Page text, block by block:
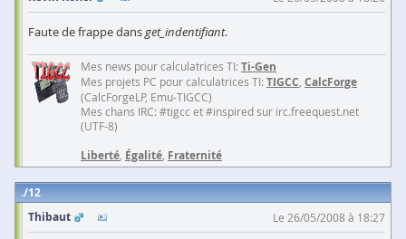
Faute de frappe dansget_indentifiant.
Mes news pour calculatrices TI: Ti-Gen
Mes projets PC pour calculatrices TI: TIGCC CalcForge
(CalcForgeLP, Emu-TIGCC)
Mes chans IRC: #tigcc et #inspired sur irc.freequest.net
(UTF-8)
Liberté Égalité Fraternité
12
Thibaut
Le 26/05/2008 à 18:27